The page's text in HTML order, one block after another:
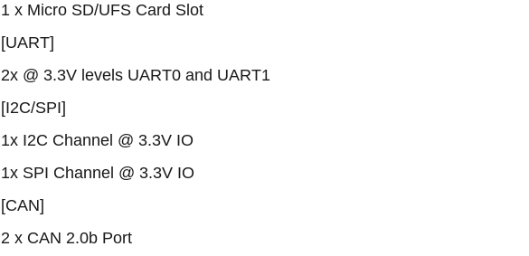
1 x Micro SD/UFS Card Slot
[UART]
2x @ 3.3V levels UART0 and UART1
[I2C/SPI]
1x I2C Channel @ 3.3V IO
1x SPI Channel @ 3.3V IO
[CAN]
2 x CAN 2.0b Port